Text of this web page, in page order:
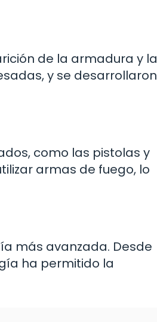
de la armadura y la
y se desarrollaron
como las pistolas y
armas de fuego, lo
más avanzada. Desde
ha permitido la